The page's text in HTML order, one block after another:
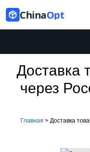
ChinaOpt
Доставка
через
Главная > Доставка